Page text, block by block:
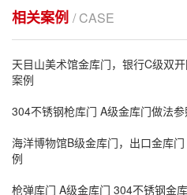
相关案例 / CASE
天目山美术馆金库门，银行C级双
案例
304不锈钢枪库门 A级金库门做法参
海洋博物馆B级金库门，出口金库
例
枪弹库门 A级金库门 304不锈钢金